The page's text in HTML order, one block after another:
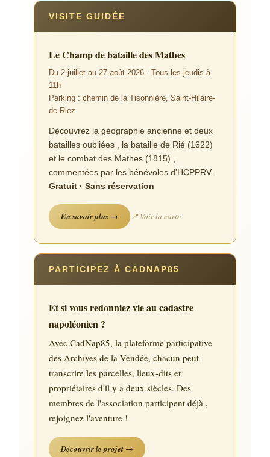
VISITE GUIDÉE
Le Champ de bataille des Mathes
Du 2 juillet au 27 août 2026 · Tous les jeudis à
11h
Parking : chemin de la Tisonnière, Saint-Hilaire-
de-Riez
Découvrez la géographie ancienne et deux
batailles oubliées , la bataille de Rié (1622)
et le combat des Mathes (1815) ,
commentées par les bénévoles d'HCPPRV.
Gratuit · Sans réservation
En savoir plus → 📍 Voir la carte
PARTICIPEZ À CADNAP85
Et si vous redonniez vie au cadastre
napoléonien ?
Avec CadNap85, la plateforme participative
des Archives de la Vendée, chacun peut
transcrire les parcelles, lieux-dits et
propriétaires d'il y a deux siècles. Des
membres de l'association participent déjà ,
rejoignez l'aventure !
Découvrir le projet →